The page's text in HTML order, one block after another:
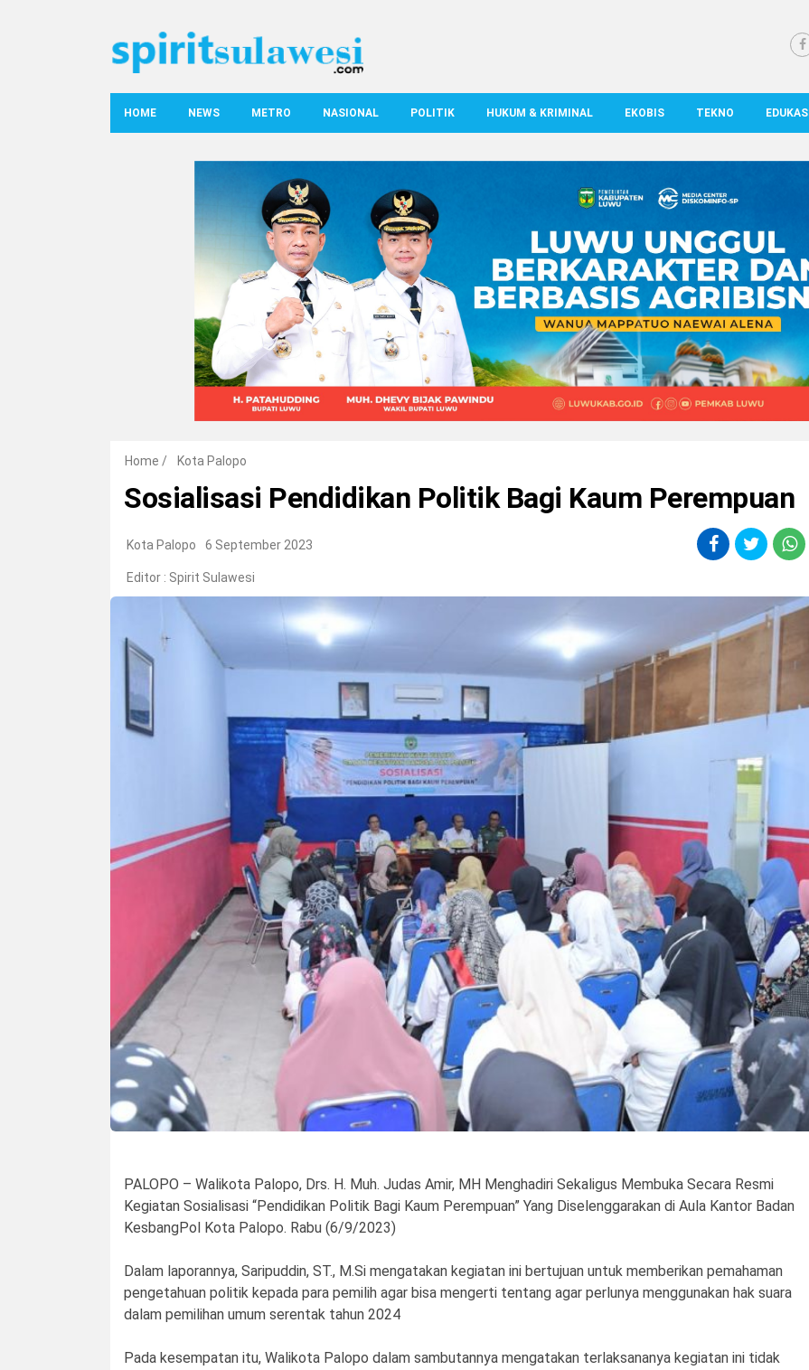
HOME NEWS METRO NASIONAL POLITIK HUKUM & KRIMINAL EKOBIS TEKNO EDUKASI
Home / Kota Palopo
Sosialisasi Pendidikan Politik Bagi Kaum Perempuan
Kota Palopo 6 September 2023
Editor : Spirit Sulawesi
PALOPO – Walikota Palopo, Drs. H. Muh. Judas Amir, MH Menghadiri Sekaligus Membuka Secara Resmi
Kegiatan Sosialisasi “Pendidikan Politik Bagi Kaum Perempuan” Yang Diselenggarakan di Aula Kantor Badan
KesbangPol Kota Palopo. Rabu (6/9/2023)
Dalam laporannya, Saripuddin, ST., M.Si mengatakan kegiatan ini bertujuan untuk memberikan pemahaman
pengetahuan politik kepada para pemilih agar bisa mengerti tentang agar perlunya menggunakan hak suara
dalam pemilihan umum serentak tahun 2024
Pada kesempatan itu, Walikota Palopo dalam sambutannya mengatakan terlaksananya kegiatan ini tidak